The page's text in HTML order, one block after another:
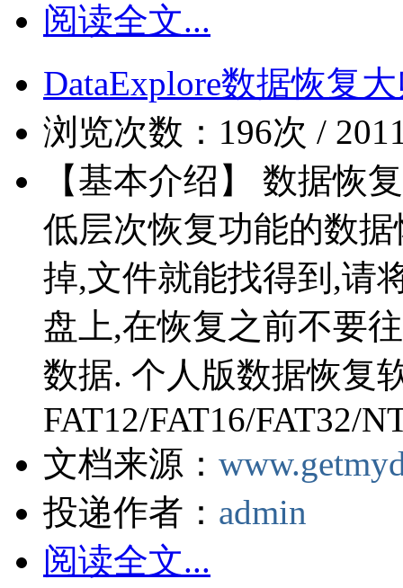
阅读全文...
DataExplore数据恢复
浏览次数：196次 /
【基本介绍】 数据恢
低层次恢复功能的数
掉,文件就能找得到,请
盘上,在恢复之前不要
数据. 个人版数据恢复
FAT12/FAT16/FAT32/
文档来源：
投递作者： admin
阅读全文...